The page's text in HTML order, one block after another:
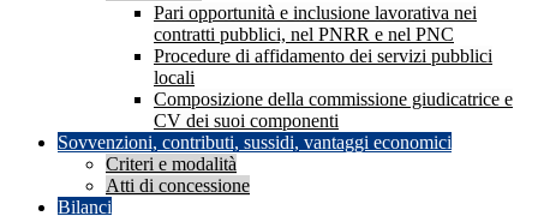
Pari opportunità e inclusione lavorativa nei
contratti pubblici, nel PNRR e nel PNC
Procedure di affidamento dei servizi pubblici
locali
Composizione della commissione giudicatrice e
CV dei suoi componenti
Sovvenzioni, contributi, sussidi, vantaggi economici
Criteri e modalità
Atti di concessione
Bilanci